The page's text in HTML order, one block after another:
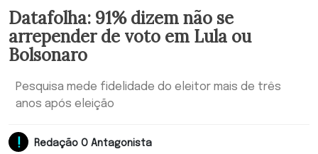
Datafolha: 91% dizem não se
arrepender de voto em Lula ou
Bolsonaro
Pesquisa mede fidelidade do eleitor mais de três
anos após eleição
Redação O Antagonista